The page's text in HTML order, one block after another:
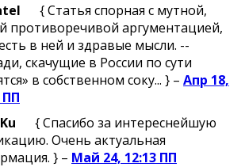
{ Статья спорная с мутной,
противоречивой аргументацией,
в ней и здравые мысли. --
скачущие в России по сути
в собственном соку... } – Апр 18,
ПП
{ Спасибо за интереснейшую
Очень актуальная
} – Май 24, 12:13 ПП